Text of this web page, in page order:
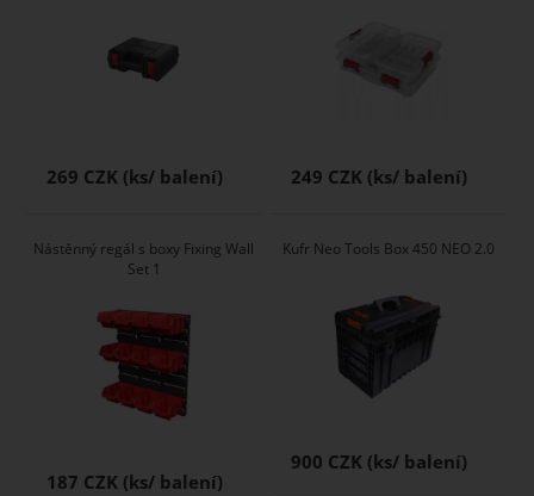
269 CZK 249 CZK
Nástěnný regál s boxy Fixing Wall
Set 1
187 CZK
Kufr Neo Tools Box 450 NEO 2.0
900 CZK